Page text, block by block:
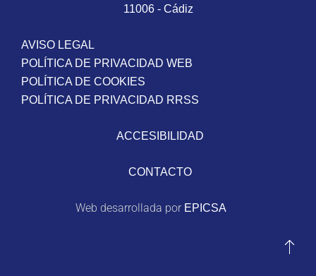
11006 - Cádiz
AVISO LEGAL
POLÍTICA DE PRIVACIDAD WEB
POLÍTICA DE COOKIES
POLÍTICA DE PRIVACIDAD RRSS
ACCESIBILIDAD
CONTACTO
Web desarrollada por EPICSA